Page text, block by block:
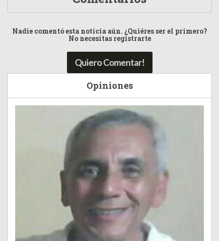
Nadie comentó esta noticia aún. ¿Quiéres ser el primero?
No necesitas registrarte
Quiero Comentar!
Opiniones